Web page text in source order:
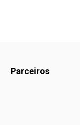
Parceiros